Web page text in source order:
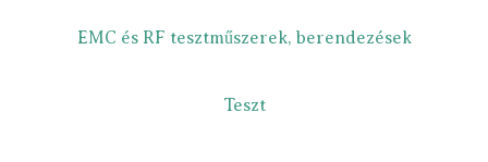
EMC és RF tesztműszerek, berendezések
Teszt